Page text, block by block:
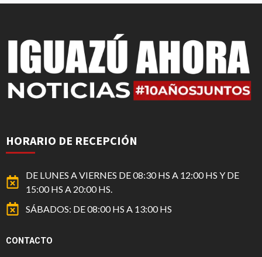
HORARIO DE RECEPCIÓN
DE LUNES A VIERNES DE 08:30 HS A 12:00 HS Y DE
15:00 HS A 20:00 HS.
SÁBADOS: DE 08:00 HS A 13:00 HS
CONTACTO